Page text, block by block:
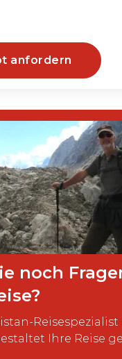
anfordern
noch
Reisespezialist
Ihre Reise